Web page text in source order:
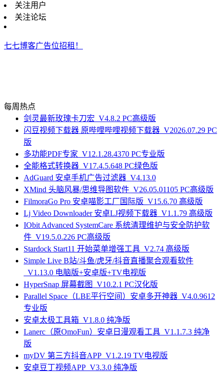
关注用户
关注论坛
七七博客广告位招租！
每周热点
剑灵最新玫瑰卡刀宏_V4.8.2 PC高级版
闪豆视频下载器 原哔哩哔哩视频下载器_V2026.07.29 PC
版
多功能PDF专家_V12.1.28.4370 PC专业版
全能格式转换器_V17.4.5.648 PC绿色版
AdGuard 安卓手机广告过滤器_V4.13.0
XMind 头脑风暴/思维导图软件_V26.05.01105 PC高级版
FilmoraGo Pro 安卓喵影工厂国际版_V15.6.70 高级版
Lj Video Downloader 安卓LJ视频下载器_V1.1.79 高级版
IObit Advanced SystemCare 系统清理维护与安全防护软
件_V19.5.0.226 PC高级版
Stardock Start11 开始菜单增强工具_V2.74 高级版
Simple Live B站/斗鱼/虎牙/抖音直播聚合观看软件
_V1.13.0 电脑版+安卓版+TV电视版
HyperSnap 屏幕截图_V10.2.1 PC汉化版
Parallel Space（LBE平行空间）安卓多开神器_V4.0.9612
专业版
安卓太极工具箱_V1.8.0 纯净版
Lanerc（原OmoFun）安卓日漫观看工具_V1.1.7.3 纯净
版
myDV 第三方抖音APP_V1.2.19 TV电视版
安卓豆丁视频APP_V3.3.0 纯净版